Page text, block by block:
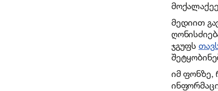
მედიით
ჯგუფს
იმ ფონზე,